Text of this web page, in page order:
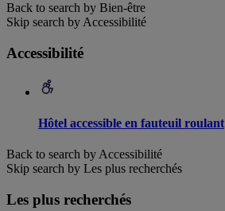
Back to search by Bien-être
Skip search by Accessibilité
Accessibilité
Hôtel accessible en fauteuil roulant
Back to search by Accessibilité
Skip search by Les plus recherchés
Les plus recherchés